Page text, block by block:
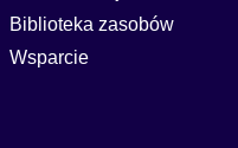
Biblioteka zasobów
Wsparcie